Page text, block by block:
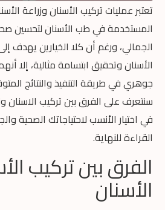
تعتبر عمليات تركيب الأسنان وزراعة
المستخدمة في طب الأسنان لتحسين
الجمالي، ورغم أن كلا الخيارين يهدف
الأسنان وتحقيق ابتسامة مثالية، إلا
جوهري في طريقة التنفيذ والنتائج
سنتعرف على الفرق بين تركيب الاسنان
في اختيار الأنسب لاحتياجاتك الصحية
القراءة للنهاية.
الفرق بين تركيب
الأسنان